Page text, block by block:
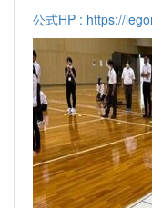
公式HP : https://